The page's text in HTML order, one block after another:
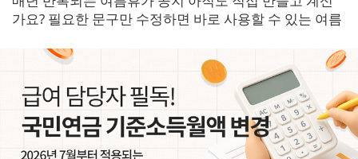
가요? 필요한 문구만 수정하면 바로 사용할 수 있는 여름